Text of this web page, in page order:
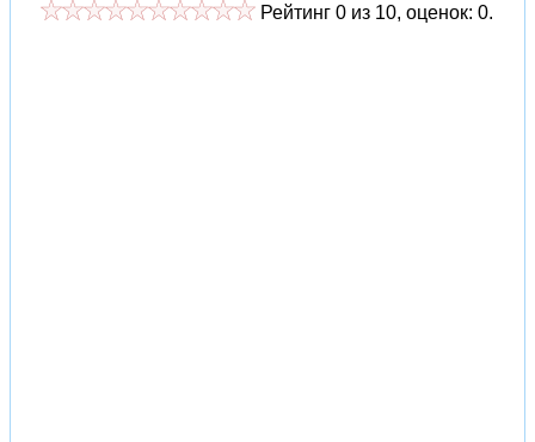
Рейтинг 0 из 10, оценок: 0.